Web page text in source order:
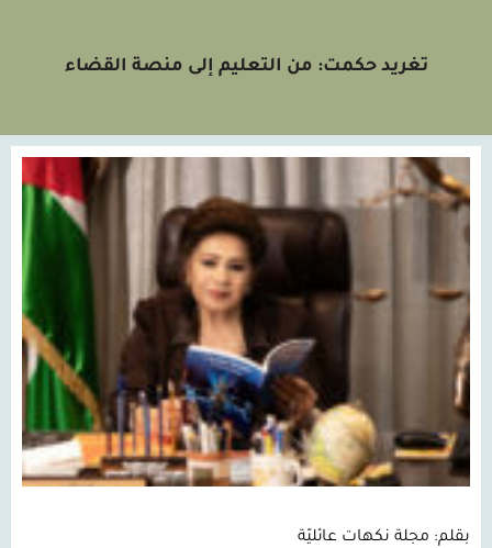
تغريد حكمت: من التعليم إلى منصة القضاء
بقلم: مجلة نكهات عائليّة